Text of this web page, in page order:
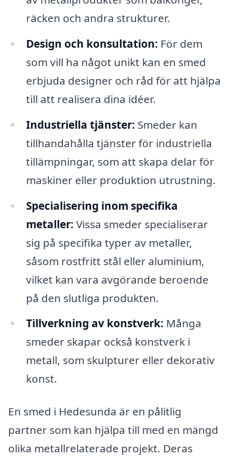
räcken och andra strukturer.
Design och konsultation: För dem
som vill ha något unikt kan en smed
erbjuda designer och råd för att hjälpa
till att realisera dina idéer.
Industriella tjänster: Smeder kan
tillhandahålla tjänster för industriella
tillämpningar, som att skapa delar för
maskiner eller produktion utrustning.
Specialisering inom specifika
metaller: Vissa smeder specialiserar
sig på specifika typer av metaller,
såsom rostfritt stål eller aluminium,
vilket kan vara avgörande beroende
på den slutliga produkten.
Tillverkning av konstverk: Många
smeder skapar också konstverk i
metall, som skulpturer eller dekorativ
konst.
En smed i Hedesunda är en pålitlig
partner som kan hjälpa till med en mängd
olika metallrelaterade projekt. Deras